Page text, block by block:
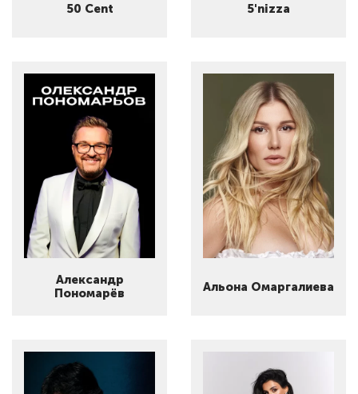
50 Cent 5'nizza
Александр
Пономарёв
Альона Омаргалиева